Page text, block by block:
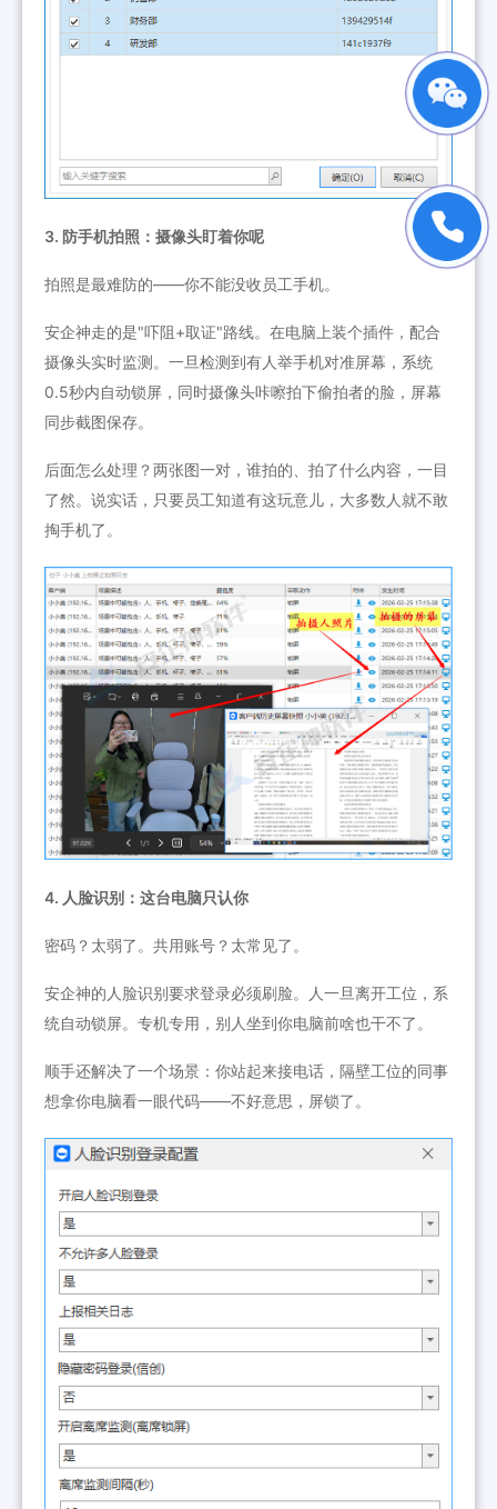
3. 防手机拍照：摄像头盯着你呢
拍照是最难防的——你不能没收员工手机。
安企神走的是"吓阻+取证"路线。在电脑上装个插件，配合
摄像头实时监测。一旦检测到有人举手机对准屏幕，系统
0.5秒内自动锁屏，同时摄像头咔嚓拍下偷拍者的脸，屏幕
同步截图保存。
后面怎么处理？两张图一对，谁拍的、拍了什么内容，一目
了然。说实话，只要员工知道有这玩意儿，大多数人就不敢
掏手机了。
4. 人脸识别：这台电脑只认你
密码？太弱了。共用账号？太常见了。
安企神的人脸识别要求登录必须刷脸。人一旦离开工位，系
统自动锁屏。专机专用，别人坐到你电脑前啥也干不了。
顺手还解决了一个场景：你站起来接电话，隔壁工位的同事
想拿你电脑看一眼代码——不好意思，屏锁了。